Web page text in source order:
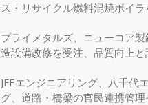
ス・リサイクル燃料混焼ボイ
プライメタルズ、ニューコア
造設備改修を受注、品質向上
JFEエンジニアリング、八千代
グ、道路・橋梁の官民連携管